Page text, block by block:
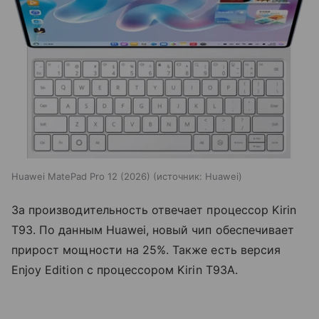
Huawei MatePad Pro 12 (2026) источник: Huawei
За производительность отвечает процессор Kirin
T93. По данным Huawei, новый чип обеспечивает
прирост мощности на 25%. Также есть версия
Enjoy Edition с процессором Kirin T93A.